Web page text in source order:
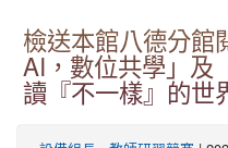
檢送本館八德分館
AI，數位共學」及
讀『不一樣』的世